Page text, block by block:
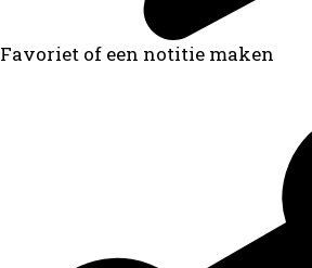
Favoriet of een notitie maken